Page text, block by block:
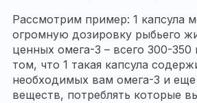
Рассмотрим пример: 1 капсула
огромную дозировку рыбьего
ценных омега-3 – всего 300-350
том, что 1 такая капсула
необходимых вам омега-3 и
веществ, потреблять которые